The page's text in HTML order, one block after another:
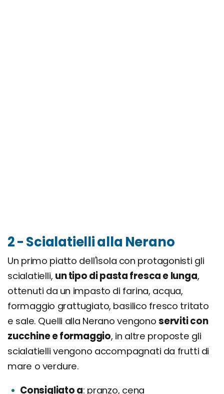
2 - Scialatielli alla Nerano
Un primo piatto dell'isola con protagonisti gli
scialatielli, un tipo di pasta fresca e lunga,
ottenuti da un impasto di farina, acqua,
formaggio grattugiato, basilico fresco tritato
e sale. Quelli alla Nerano vengono serviti con
zucchine e formaggio, in altre proposte gli
scialatielli vengono accompagnati da frutti di
mare o verdure.
Consigliato a pranzo, cena